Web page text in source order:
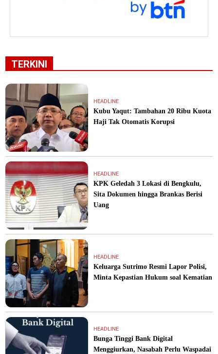
TERKINI
HEADLINE
Kubu Yaqut: Tambahan 20 Ribu Kuota
Haji Tak Otomatis Korupsi
HEADLINE
KPK Geledah 3 Lokasi di Bengkulu,
Sita Dokumen hingga Brankas Berisi
Uang
HEADLINE
Keluarga Sutrimo Resmi Lapor Polisi,
Minta Kepastian Hukum soal Kematian
HEADLINE
Bunga Tinggi Bank Digital
Menggiurkan, Nasabah Perlu Waspadai